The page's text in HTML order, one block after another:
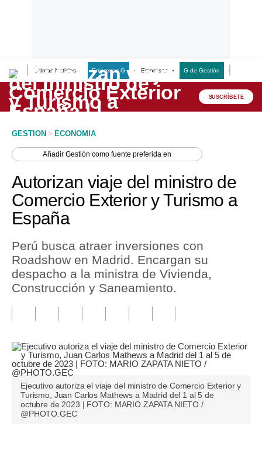
Últimas Noticias Empresas G Empresas G de Gestión
Lo último
Peru Quiosco
Economía
Mercados
Política
Tu Dinero
Finanzas Personales
Plus G
Opinión
Editorial
SUSCRÍBETE
GESTION > ECONOMIA
AñadirGestión como fuente preferida en
Autorizan viaje del ministro de
Comercio Exterior y Turismo a
España
Perú busca atraer inversiones con
Roadshow en Madrid. Encargan su
despacho a la ministra de Vivienda,
Construcción y Saneamiento.
Ejecutivo autoriza el viaje del ministro de Comercio Exterior y
Turismo, Juan Carlos Mathews a Madrid del 1 al 5 de
octubre de 2023 | FOTO: MARIO ZAPATA NIETO /
@PHOTO.GEC